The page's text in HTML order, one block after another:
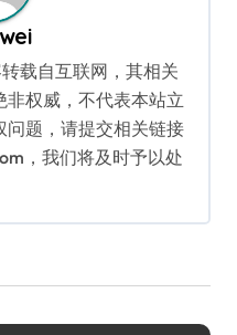
转载自互联网，其相关
权威，不代表本站立
问题，请提交相关链接
，我们将及时予以处